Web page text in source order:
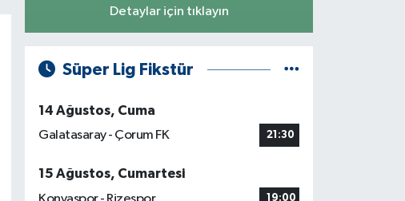
Detaylar için tıklayın
Süper Lig Fikstür
14 Ağustos, Cuma
Galatasaray - Çorum FK
21:30
15 Ağustos, Cumartesi
19:00